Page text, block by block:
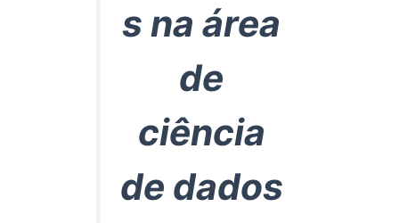
s na área
de
ciência
de dados